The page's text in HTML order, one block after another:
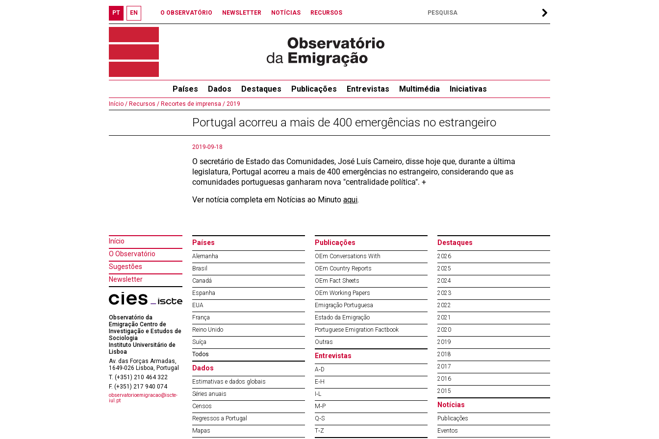
PT EN O OBSERVATÓRIO NEWSLETTER NOTÍCIAS RECURSOS
Países Dados Destaques Publicações Entrevistas Multimédia Iniciativas
Início / Recursos / Recortes de imprensa / 2019
Portugal acorreu a mais de 400 emergências no estrangeiro
2019-09-18
O secretário de Estado das Comunidades, José Luís Carneiro, disse hoje que, durante a última
legislatura, Portugal acorreu a mais de 400 emergências no estrangeiro, considerando que as
comunidades portuguesas ganharam nova "centralidade política". +
Ver notícia completa em Notícias ao Minuto aqui.
Início
O Observatório
Sugestões
Newsletter
Observatório da
Emigração Centro de
Investigação e Estudos de
Sociologia
Instituto Universitário de
Lisboa
Av. das Forças Armadas,
1649-026 Lisboa, Portugal
T. (+351) 210 464 322
F. (+351) 217 940 074
observatorioemigracao@iscte-
iul.pt
Países
Alemanha
Brasil
Canadá
Espanha
EUA
França
Reino Unido
Suíça
Todos
Dados
Estimativas e dados globais
Séries anuais
Censos
Regressos a Portugal
Mapas
Publicações
OEm Conversations With
OEm Country Reports
OEm Fact Sheets
OEm Working Papers
Emigração Portuguesa
Estado da Emigração
Portuguese Emigration Factbook
Outras
Entrevistas
A‐D
E‐H
I‐L
M‐P
Q‐S
T‐Z
Destaques
2026
2025
2024
2023
2022
2021
2020
2019
2018
2017
2016
2015
Notícias
Publicações
Eventos